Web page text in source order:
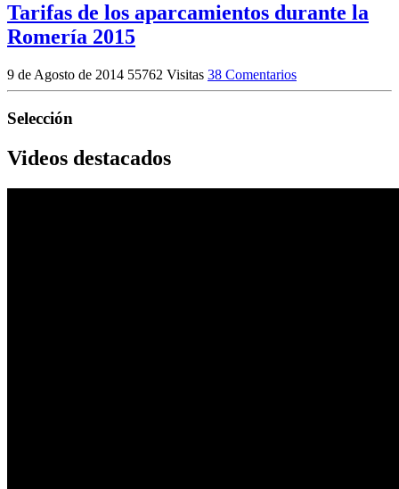
Tarifas de los aparcamientos durante la
Romería 2015
9 de Agosto de 2014 55762 Visitas 38 Comentarios
Selección
Videos destacados